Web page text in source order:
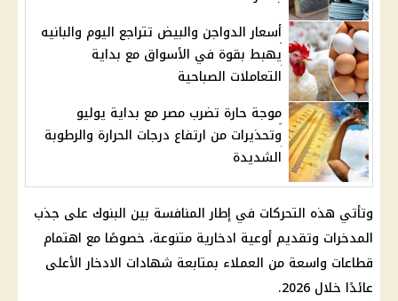
أسعار الدواجن والبيض تتراجع اليوم والبانيه
يهبط بقوة في الأسواق مع بداية
التعاملات الصباحية
موجة حارة تضرب مصر مع بداية يوليو
وتحذيرات من ارتفاع درجات الحرارة والرطوبة
الشديدة
وتأتي هذه التحركات في إطار المنافسة بين البنوك على جذب
المدخرات وتقديم أوعية ادخارية متنوعة، خصوصًا مع اهتمام
قطاعات واسعة من العملاء بمتابعة شهادات الادخارالأعلى
عائدًا خلال 2026.